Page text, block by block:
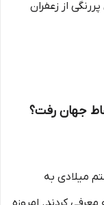
از زعفران
جهان رفت؟
میلادی به